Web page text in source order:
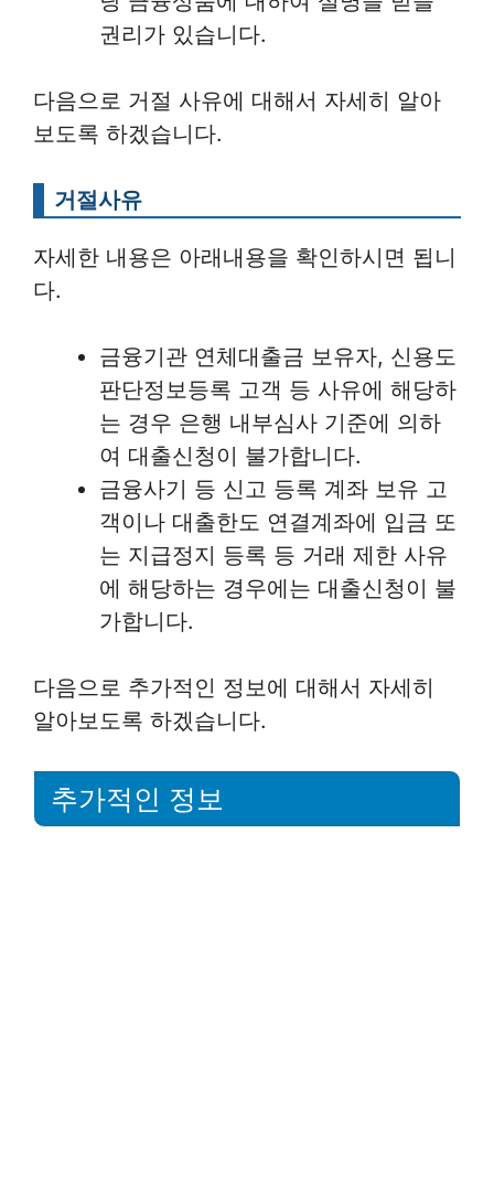
권리가 있습니다.
다음으로 거절 사유에 대해서 자세히 알아
보도록 하겠습니다.
거절사유
자세한 내용은 아래내용을 확인하시면 됩니
다.
금융기관 연체대출금 보유자, 신용도
판단정보등록 고객 등 사유에 해당하
는 경우 은행 내부심사 기준에 의하
여 대출신청이 불가합니다.
금융사기 등 신고 등록 계좌 보유 고
객이나 대출한도 연결계좌에 입금 또
는 지급정지 등록 등 거래 제한 사유
에 해당하는 경우에는 대출신청이 불
가합니다.
다음으로 추가적인 정보에 대해서 자세히
알아보도록 하겠습니다.
추가적인 정보